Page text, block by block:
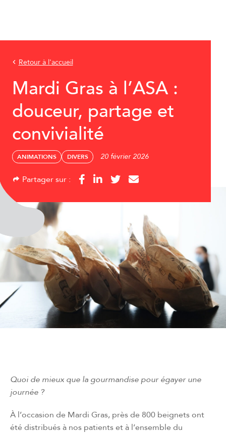
Retour à l'accueil
Mardi Gras à l’ASA :
douceur, partage et
convivialité
ANIMATIONS DIVERS 20 février 2026
Partager sur :
Quoi de mieux que la gourmandise pour égayer une
journée ?
À l’occasion de Mardi Gras, près de 800 beignets ont
été distribués à nos patients et à l’ensemble du